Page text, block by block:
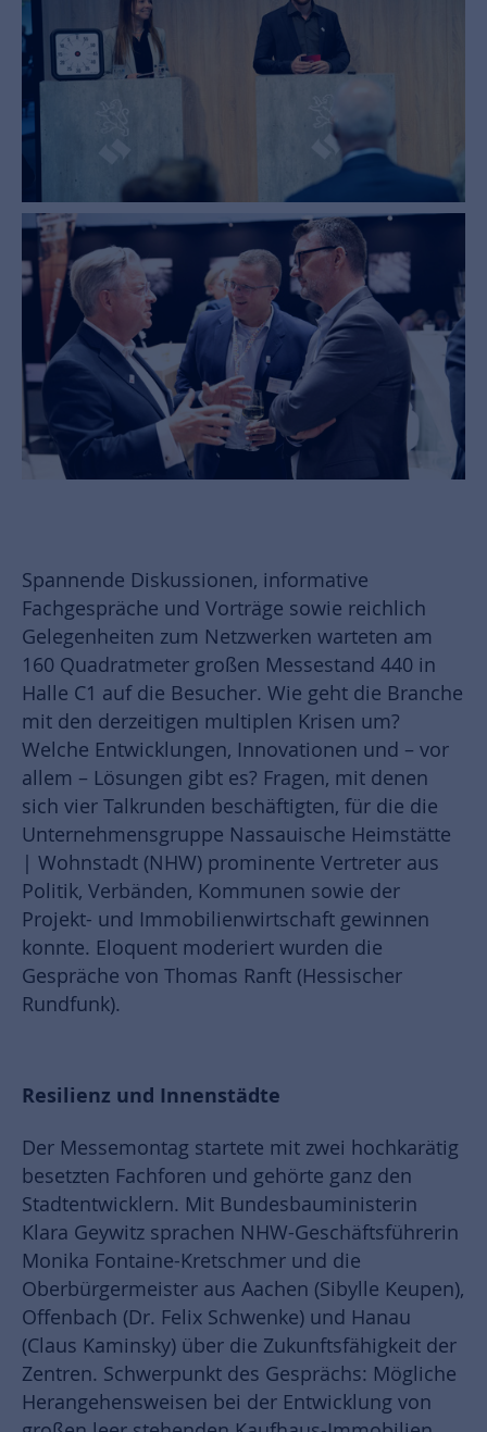
Spannende Diskussionen, informative
Fachgespräche und Vorträge sowie reichlich
Gelegenheiten zum Netzwerken warteten am
160 Quadratmeter großen Messestand 440 in
Halle C1 auf die Besucher. Wie geht die Branche
mit den derzeitigen multiplen Krisen um?
Welche Entwicklungen, Innovationen und – vor
allem – Lösungen gibt es? Fragen, mit denen
sich vier Talkrunden beschäftigten, für die die
Unternehmensgruppe Nassauische Heimstätte
| Wohnstadt (NHW) prominente Vertreter aus
Politik, Verbänden, Kommunen sowie der
Projekt- und Immobilienwirtschaft gewinnen
konnte. Eloquent moderiert wurden die
Gespräche von Thomas Ranft (Hessischer
Rundfunk).
Resilienz und Innenstädte
Der Messemontag startete mit zwei hochkarätig
besetzten Fachforen und gehörte ganz den
Stadtentwicklern. Mit Bundesbauministerin
Klara Geywitz sprachen NHW-Geschäftsführerin
Monika Fontaine-Kretschmer und die
Oberbürgermeister aus Aachen (Sibylle Keupen),
Offenbach (Dr. Felix Schwenke) und Hanau
(Claus Kaminsky) über die Zukunftsfähigkeit der
Zentren. Schwerpunkt des Gesprächs: Mögliche
Herangehensweisen bei der Entwicklung von